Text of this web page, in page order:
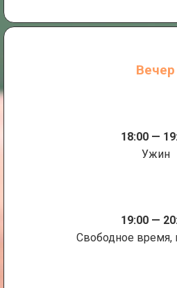
Вечер
18:00 —
Ужин
19:00 —
Свободное время,